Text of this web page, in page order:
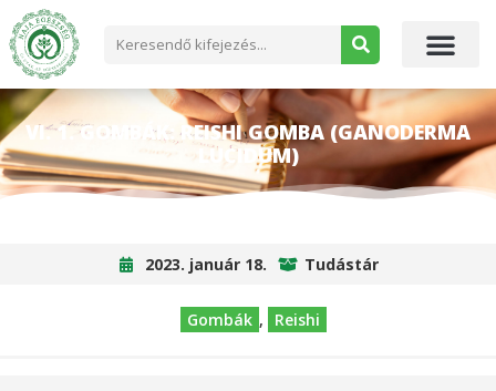
VI. 1. GOMBÁK: REISHI GOMBA (GANODERMA
LUCIDUM)
2023. január 18. Tudástár
Gombák , Reishi